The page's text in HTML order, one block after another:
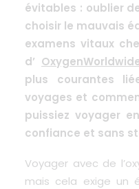
évitables : oublier
choisir le mauvais
examens vitaux
d’
plus courantes
voyages et
puissiez voyager
confiance et sans
Voyager avec de
mais cela exige un